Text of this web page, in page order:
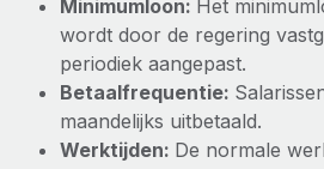
Secundaire
Eenvoudig secundaire
beheren
BLOG
Productupdates van
integraties en Contractor
Het blijft de missie van Remote om
Minimumloon: Het
wordt door de regering
periodiek aangepast.
Betaalfrequentie:
maandelijks uitbetaald.
Werktijden: De normale